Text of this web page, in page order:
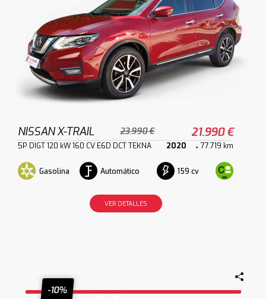
NISSAN X-TRAIL 23.990 € 21.990 €
5P DIGT 120 kW 160 CV E6D DCT TEKNA 2020 77.719 km
Gasolina Automático 159 cv
VER DETALLES
-10%